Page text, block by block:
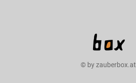
© by zauberbox.at